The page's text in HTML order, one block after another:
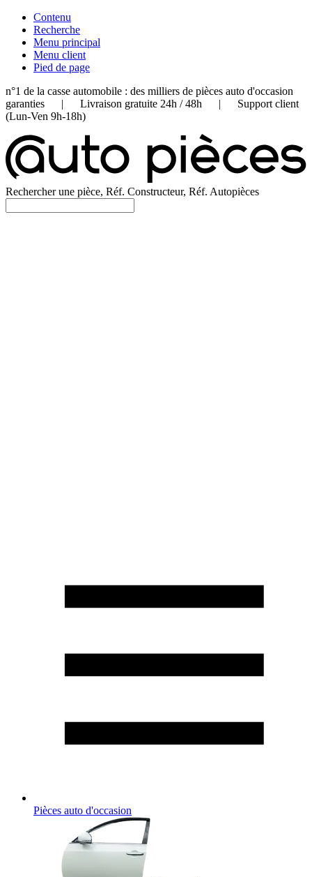
Contenu
Recherche
Menu principal
Menu client
Pied de page
n°1 de la casse automobile : des milliers de pièces auto d'occasion
garanties | Livraison gratuite 24h / 48h | Support client
(Lun-Ven 9h-18h)
Rechercher une pièce, Réf. Constructeur, Réf. Autopièces
Pièces auto d'occasion